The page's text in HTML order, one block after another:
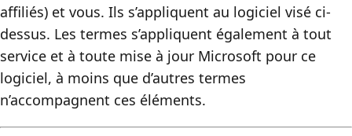
affiliés) et vous. Ils s’appliquent au logiciel visé ci-
dessus. Les termes s’appliquent également à tout
service et à toute mise à jour Microsoft pour ce
logiciel, à moins que d’autres termes
n’accompagnent ces éléments.